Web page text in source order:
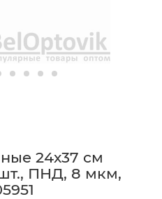
24х37 см
ПНД, 8 мкм,